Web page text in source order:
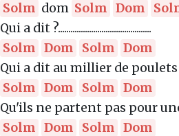
Solm dom Solm Dom
Qui a dit ?.............................................
Solm Dom Solm Dom
Qui a dit au millier de
Solm Dom Solm Dom
Qu'ils ne partent pas pour
Solm Dom Solm Dom